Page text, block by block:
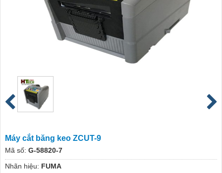
Máy cắt băng keo ZCUT-9
Mã số: G-58820-7
Nhãn hiệu: FUMA